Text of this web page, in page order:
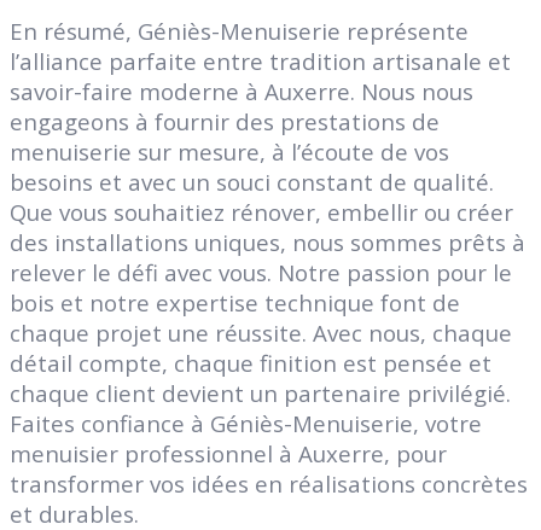
En résumé, Géniès-Menuiserie représente
l’alliance parfaite entre tradition artisanale et
savoir-faire moderne à Auxerre. Nous nous
engageons à fournir des prestations de
menuiserie sur mesure, à l’écoute de vos
besoins et avec un souci constant de qualité.
Que vous souhaitiez rénover, embellir ou créer
des installations uniques, nous sommes prêts à
relever le défi avec vous. Notre passion pour le
bois et notre expertise technique font de
chaque projet une réussite. Avec nous, chaque
détail compte, chaque finition est pensée et
chaque client devient un partenaire privilégié.
Faites confiance à Géniès-Menuiserie, votre
menuisier professionnel à Auxerre, pour
transformer vos idées en réalisations concrètes
et durables.